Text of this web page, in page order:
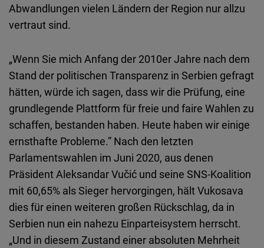
Abwandlungen vielen Ländern der Region nur allzu
vertraut sind.
„Wenn Sie mich Anfang der 2010er Jahre nach dem
Stand der politischen Transparenz in Serbien gefragt
hätten, würde ich sagen, dass wir die Prüfung, eine
grundlegende Plattform für freie und faire Wahlen zu
schaffen, bestanden haben. Heute haben wir einige
ernsthafte Probleme.” Nach den letzten
Parlamentswahlen im Juni 2020, aus denen
Präsident Aleksandar Vučić und seine SNS-Koalition
mit 60,65% als Sieger hervorgingen, hält Vukosava
dies für einen weiteren großen Rückschlag, da in
Serbien nun ein nahezu Einparteisystem herrscht.
„Und in diesem Zustand einer absoluten Mehrheit